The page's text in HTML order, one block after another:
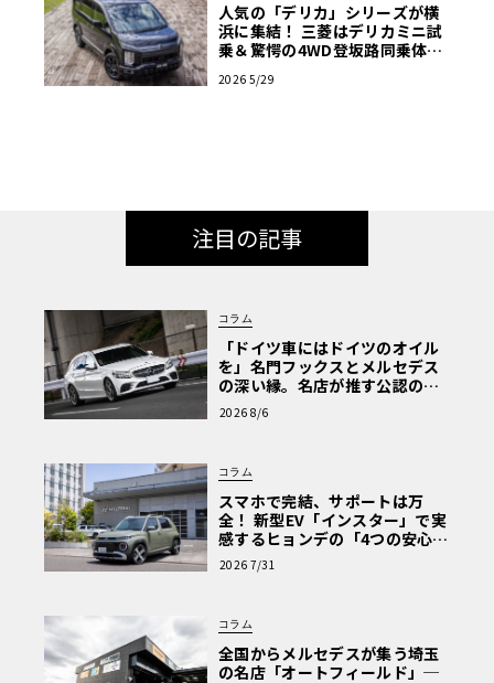
人気の「デリカ」シリーズが横
浜に集結！ 三菱はデリカミニ試
乗＆驚愕の4WD登坂路同乗体験
ト2026横浜】
2026 5/29
注目の記事
コラム
「ドイツ車にはドイツのオイル
を」名門フックスとメルセデス
の深い縁。名店が推す公認の安
心と、Cクラスで味わうシルキー
な走り〈PR〉
2026 8/6
コラム
スマホで完結、サポートは万
全！ 新型EV「インスター」で実
感するヒョンデの「4つの安心」
【第1回・ヒョンデ6つの疑問：
Why? Hyundai?】〈PR〉
2026 7/31
コラム
全国からメルセデスが集う埼玉
の名店「オートフィールド」─